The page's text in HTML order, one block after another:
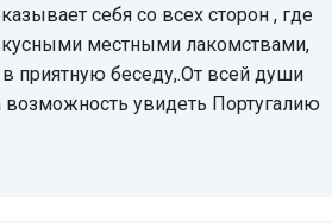
местными лакомствами,
приятную беседу,.От всей души
возможность увидеть Португалию